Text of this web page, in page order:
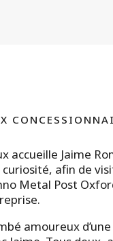
accueille Jaime
afin de
Metal Post
amoureux